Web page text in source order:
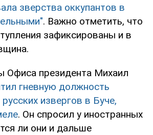
зверства оккупантов в
. Важно отметить, что
зафиксированы и в
Офиса президента Михаил
гневную должность
извергов в Буче,
. Он спросил у иностранных
ли они и дальше